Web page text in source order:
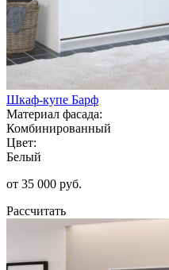
Шкаф-купе Барф
Материал фасада:
Комбинированный
Цвет:
Белый
от 35 000 руб.
Рассчитать